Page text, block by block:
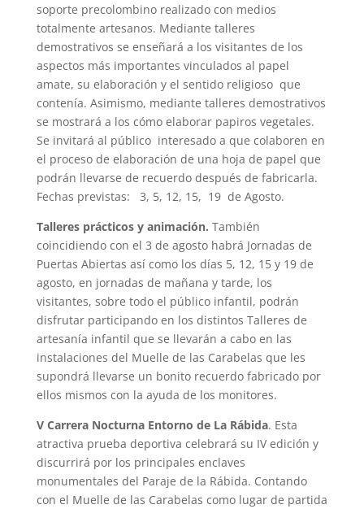
soporte precolombino realizado con medios
totalmente artesanos. Mediante talleres
demostrativos se enseñará a los visitantes de los
aspectos más importantes vinculados al papel
amate, su elaboración y el sentido religioso que
contenía. Asimismo, mediante talleres demostrativos
se mostrará a los cómo elaborar papiros vegetales.
Se invitará al público interesado a que colaboren en
el proceso de elaboración de una hoja de papel que
podrán llevarse de recuerdo después de fabricarla.
Fechas previstas: 3, 5, 12, 15, 19 de Agosto.
Talleres prácticos y animación. También
coincidiendo con el 3 de agosto habrá Jornadas de
Puertas Abiertas así como los días 5, 12, 15 y 19 de
agosto, en jornadas de mañana y tarde, los
visitantes, sobre todo el público infantil, podrán
disfrutar participando en los distintos Talleres de
artesanía infantil que se llevarán a cabo en las
instalaciones del Muelle de las Carabelas que les
supondrá llevarse un bonito recuerdo fabricado por
ellos mismos con la ayuda de los monitores.
V Carrera Nocturna Entorno de La Rábida. Esta
atractiva prueba deportiva celebrará su IV edición y
discurrirá por los principales enclaves
monumentales del Paraje de la Rábida. Contando
con el Muelle de las Carabelas como lugar de partida